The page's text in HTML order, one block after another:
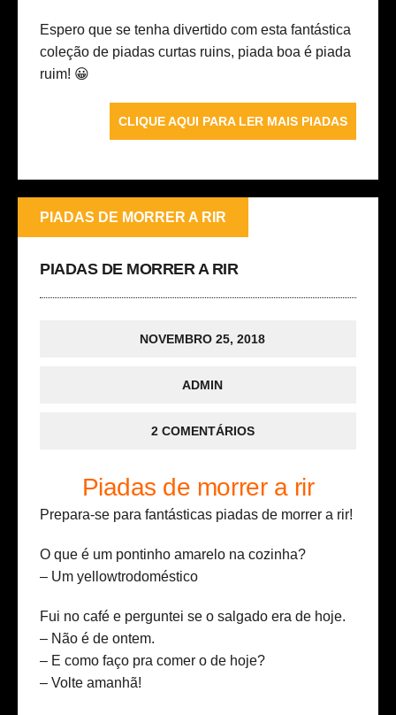
Espero que se tenha divertido com esta fantástica
coleção de piadas curtas ruins, piada boa é piada
ruim! 😀
CLIQUE AQUI PARA LER MAIS PIADAS
PIADAS DE MORRER A RIR
PIADAS DE MORRER A RIR
NOVEMBRO 25, 2018
ADMIN
2 COMENTÁRIOS
Piadas de morrer a rir
Prepara-se para fantásticas piadas de morrer a rir!
O que é um pontinho amarelo na cozinha?
– Um yellowtrodoméstico
Fui no café e perguntei se o salgado era de hoje.
– Não é de ontem.
– E como faço pra comer o de hoje?
– Volte amanhã!